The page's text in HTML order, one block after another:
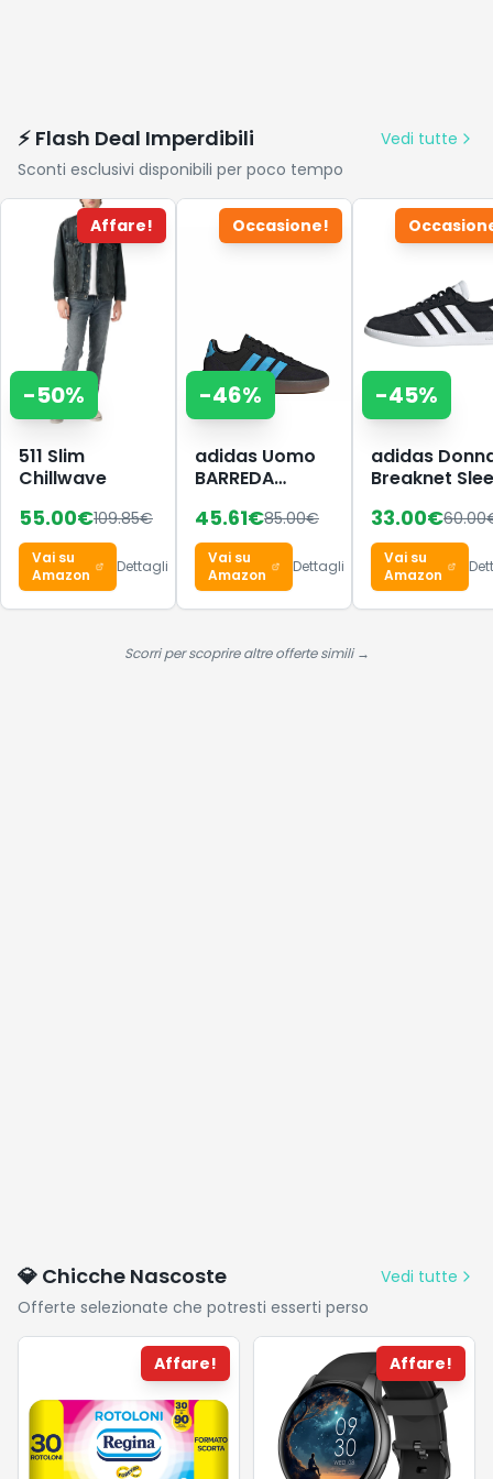
⚡ Flash Deal Imperdibili
Vedi tutte
Sconti esclusivi disponibili per poco tempo
Affare!
-50%
511 Slim
Chillwave
55.00€109.85€
Vai su
Amazon
Dettagli
Occasione!
-46%
adidas Uomo
BARREDA
Core
Black/Lucid
Aquamarine/GUM5,
38 EU
45.61€85.00€
Vai su
Amazon
Dettagli
-45%
adidas
Breaknet
Black/Ftwr
White/Core
Black, 38 EU
33.00€60.00
Vai su
Amazon
Scorri per scoprire altre offerte simili →
💎 Chicche Nascoste
Vedi tutte
Offerte selezionate che potresti esserti perso
Affare! Affare!